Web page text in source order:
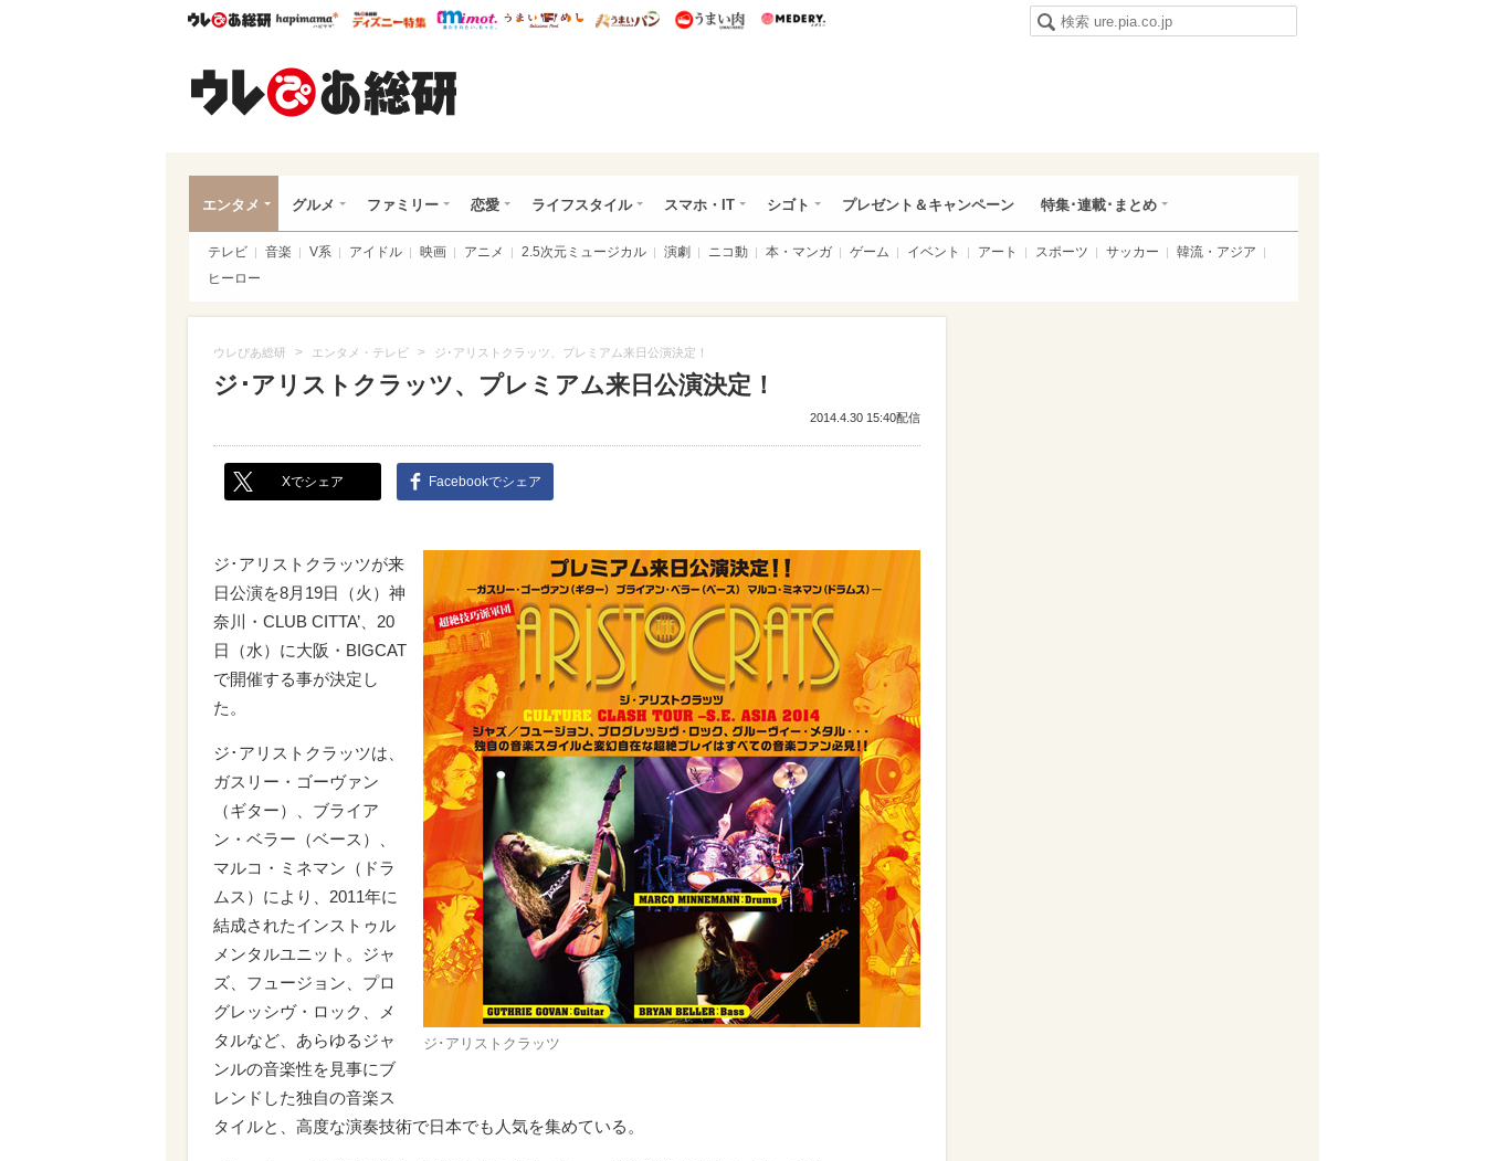
ウレぴあ総研ハピママ* ウレぴあ総研 ディズニー特集
mimot. うまいめし うまいパン うまい肉
エンタメ グルメ ファミリー 恋愛 ライフスタイル スマホ・IT シゴト プレゼント＆キャンペーン 特集･連載･まとめ
テレビ 音楽 V系 アイドル 映画 アニメ 2.5次元ミュージカル 演劇 ニコ動 本・マンガ ゲーム イベント アート スポーツ サッカー
韓流・アジア
ヒーロー
ウレぴあ総研 > エンタメ・テレビ > ジ･アリストクラッツ、プレミアム来日公演決定！
ジ･アリストクラッツ、プレミアム来日公演決定！
2014.4.30 15:40配信
Xでシェア Facebookでシェア
ジ･アリストクラッツ
ジ･アリストクラッツが来
日公演を8月19日（火）神
奈川・CLUB CITTA’、20
日（水）に大阪・BIGCAT
で開催する事が決定し
た。
ジ･アリストクラッツは、
ガスリー・ゴーヴァン
（ギター）、ブライア
ン・ベラー（ベース）、
マルコ・ミネマン（ドラ
ムス）により、2011年に
結成されたインストゥル
メンタルユニット。ジャ
ズ、フュージョン、プロ
グレッシヴ・ロック、メ
タルなど、あらゆるジャ
ンルの音楽性を見事にブ
レンドした独自の音楽ス
タイルと、高度な演奏技術で日本でも人気を集めている。